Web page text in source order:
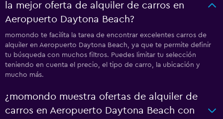
la mejor oferta de alquiler de carros en
Aeropuerto Daytona Beach?
momondo te facilita la tarea de encontrar excelentes carros de
alquiler en Aeropuerto Daytona Beach, ya que te permite definir
tu búsqueda con muchos filtros. Puedes limitar tu selección
teniendo en cuenta el precio, el tipo de carro, la ubicación y
mucho más.
¿momondo muestra ofertas de alquiler de
carros en Aeropuerto Daytona Beach con